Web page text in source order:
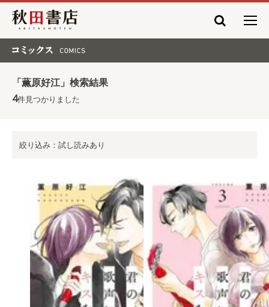
秋田書店
「薫原好江」検索結果
4件見つかりました
絞り込み：試し読みあり